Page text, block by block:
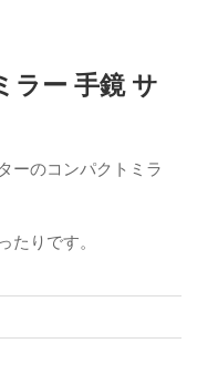
ラー 手鏡 サ
ーのコンパクトミラ
たりです。